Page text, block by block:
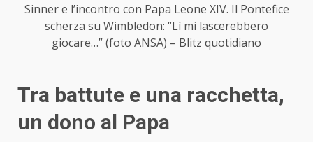
Sinner e l’incontro con Papa Leone XIV. Il Pontefice
scherza su Wimbledon: “Lì mi lascerebbero
giocare…” (foto ANSA) – Blitz quotidiano
Tra battute e una racchetta,
un dono al Papa